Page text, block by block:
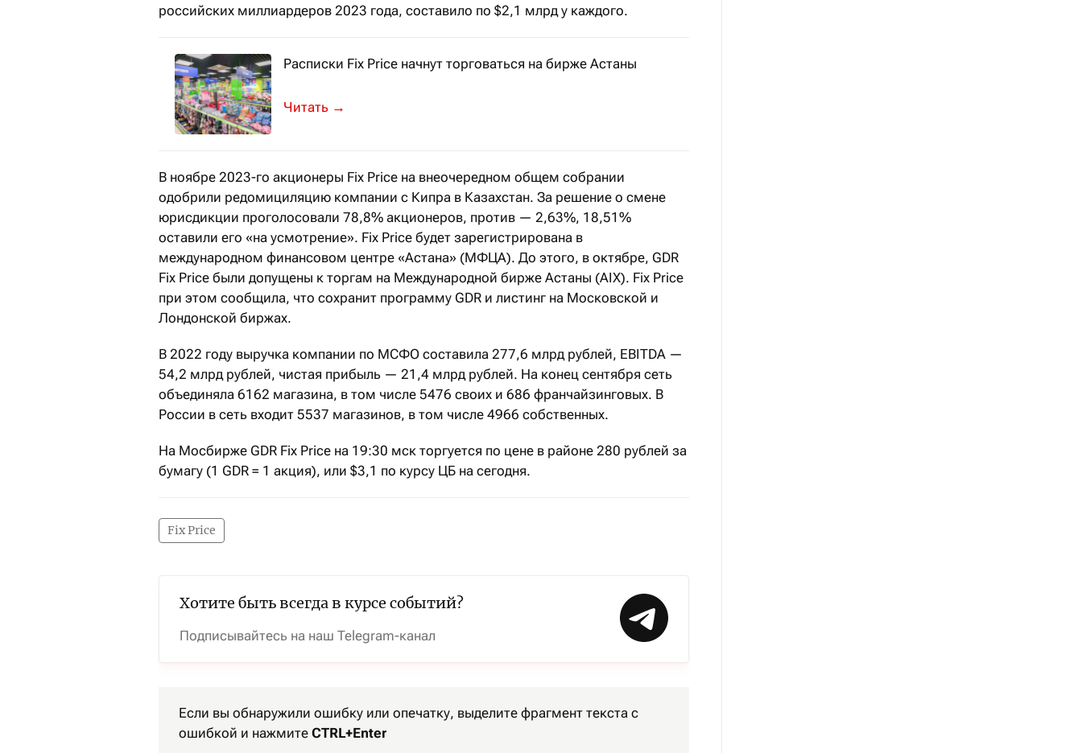
российских миллиардеров 2023 года, составило по $2,1 млрд у каждого.
Расписки Fix Price начнут торговаться на бирже Астаны
Об этом сообщила пресс-служба компании
→
В ноябре 2023-го акционеры Fix Price на внеочередном общем собрании
одобрили редомициляцию компании с Кипра в Казахстан. За решение о смене
юрисдикции проголосовали 78,8% акционеров, против — 2,63%, 18,51%
оставили его «на усмотрение». Fix Price будет зарегистрирована в
международном финансовом центре «Астана» (МФЦА). До этого, в октябре, GDR
Fix Price были допущены к торгам на Международной бирже Астаны (AIX). Fix Price
при этом сообщила, что сохранит программу GDR и листинг на Московской и
Лондонской биржах.
В 2022 году выручка компании по МСФО составила 277,6 млрд рублей, EBITDA —
54,2 млрд рублей, чистая прибыль — 21,4 млрд рублей. На конец сентября сеть
объединяла 6162 магазина, в том числе 5476 своих и 686 франчайзинговых. В
России в сеть входит 5537 магазинов, в том числе 4966 собственных.
На Мосбирже GDR Fix Price на 19:30 мск торгуется по цене в районе 280 рублей за
бумагу (1 GDR = 1 акция), или $3,1 по курсу ЦБ на сегодня.
Fix Price
Хотите быть всегда в курсе событий?
Подписывайтесь на наш Telegram-канал
Если вы обнаружили ошибку или опечатку, выделите фрагмент текста с
ошибкой и нажмите CTRL+Enter